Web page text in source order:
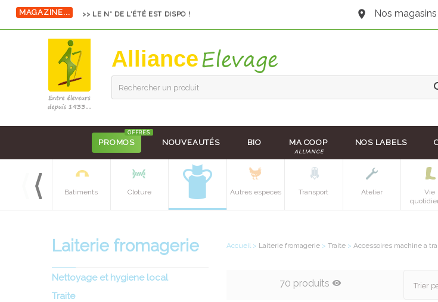
MAGAZINE... >> LE N° DE L'ÉTÉ EST DISPO ! Nos magasins
Alliance
Rechercher un produit
PROMOS
OFFRES
NOUVEAUTÉS BIO MA COOP
ALLIANCE
NOS LABELS
Equipements
Batiments Cloture Autres especes Transport Atelier
Vie
Accueil > Laiterie fromagerie > Traite > Accessoires machine a
70 produits Trier
Laiterie fromagerie
Nettoyage et hygiene local
Traite